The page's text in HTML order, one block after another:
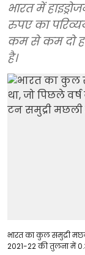
भारत में
रुपए का
कम से कम दो
है।
भारत का कुल समुद्री
2021-22 की तुलना में